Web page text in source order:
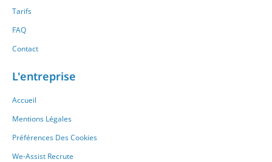
Tarifs
FAQ
Contact
L'entreprise
Accueil
Mentions Légales
Préférences Des Cookies
We-Assist Recrute